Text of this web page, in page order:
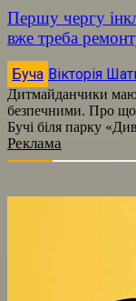
Першу чергу
вже треба
Буча Вікторія
Дитмайданчики
безпечними. Про
Бучі біля парку
Реклама